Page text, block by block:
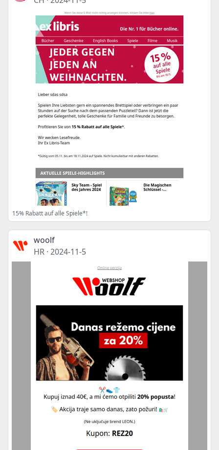
15% Rabatt auf alle Spiele*!
woolf
HR · 2024-11-5